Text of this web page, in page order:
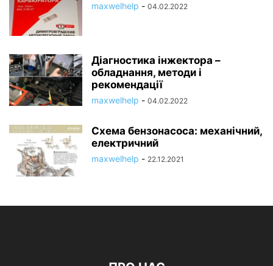
maxwelhelp - 04.02.2022
Діагностика інжектора –
обладнання, методи і
рекомендації
maxwelhelp - 04.02.2022
Схема бензонасоса: механічний,
електричний
maxwelhelp - 22.12.2021